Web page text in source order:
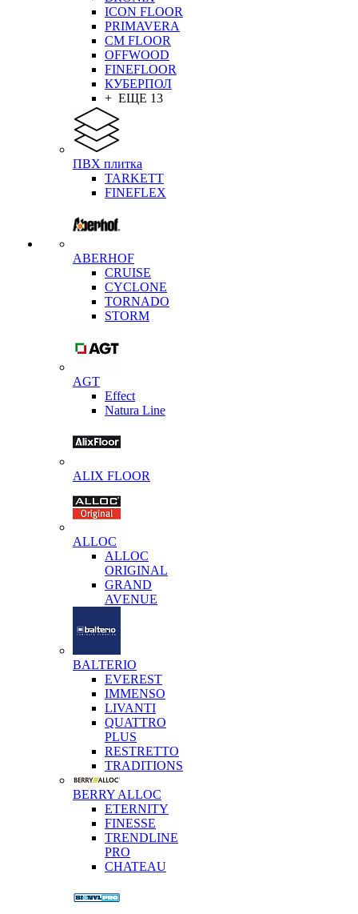
ICON FLOOR
PRIMAVERA
CM FLOOR
OFFWOOD
FINEFLOOR
КУБЕРПОЛ
+ ЕЩЕ 13
ПВХ плитка
TARKETT
FINEFLEX
ABERHOF
CRUISE
CYCLONE
TORNADO
STORM
AGT
Effect
Natura Line
ALIX FLOOR
ALLOC
ALLOC
ORIGINAL
GRAND
AVENUE
BALTERIO
EVEREST
IMMENSO
LIVANTI
QUATTRO
PLUS
RESTRETTO
TRADITIONS
BERRY ALLOC
ETERNITY
FINESSE
TRENDLINE
PRO
CHATEAU